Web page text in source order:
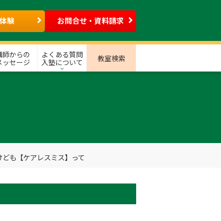
験 お問合せ・資料請求
師からの
ッセージ
よくある質問
入塾について
教室検索
も【ケアレスミス】って